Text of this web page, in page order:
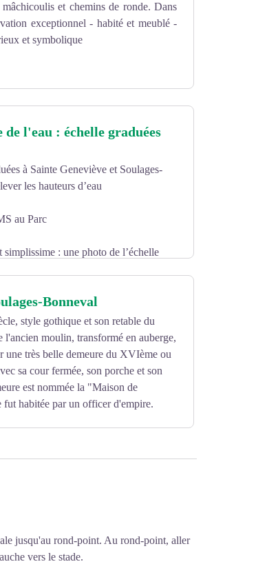
et chemins de ronde. Dans
exceptionnel - habité et meublé -
et symbolique
l'eau : échelle graduées
à Sainte Geneviève et Soulages-
les hauteurs d’eau
au Parc
: une photo de l’échelle
plus la connaissance de l’évolution
soit bien visible.
d’eau que vous lisez,
Bonneval
style gothique et son retable du
l'ancien moulin, transformé en auberge,
une très belle demeure du XVIème ou
sa cour fermée, son porche et son
est nommée la "Maison de
habitée par un officer d'empire.
jusqu'au rond-point. Au rond-point, aller
vers le stade.